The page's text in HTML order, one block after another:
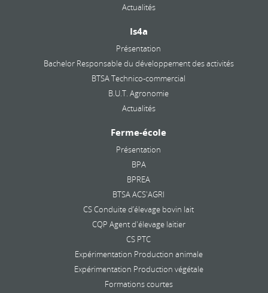
Actualités
Is4a
Présentation
Bachelor Responsable du développement des activités
BTSA Technico-commercial
B.U.T. Agronomie
Actualités
Ferme-école
Présentation
BPA
BPREA
BTSA ACS'AGRI
CS Conduite d’élevage bovin lait
CQP Agent d'élevage laitier
CS PTC
Expérimentation Production animale
Expérimentation Production végétale
Formations courtes